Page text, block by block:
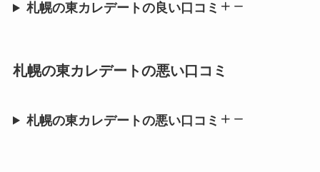
札幌の東カレデートの良い口コミ
札幌の東カレデートの悪い口コミ
札幌の東カレデートの悪い口コミ